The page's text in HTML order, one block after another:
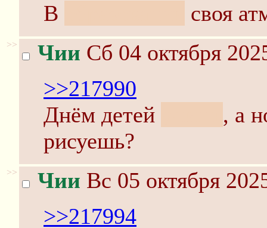
В
своя
>> Чии Сб 04 октября
>>217990
Днём детей
, а
рисуешь?
>> Чии Вс 05 октября
>>217994